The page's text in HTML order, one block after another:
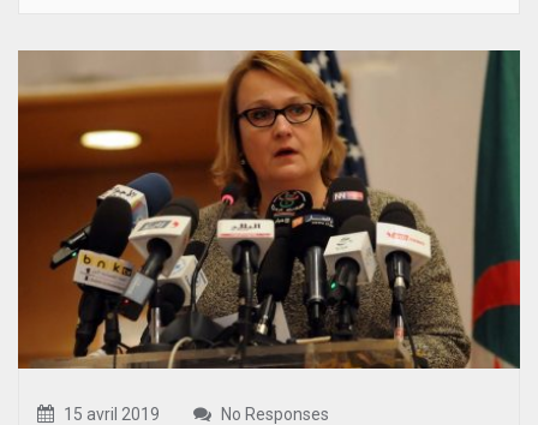
15 avril 2019 No Responses